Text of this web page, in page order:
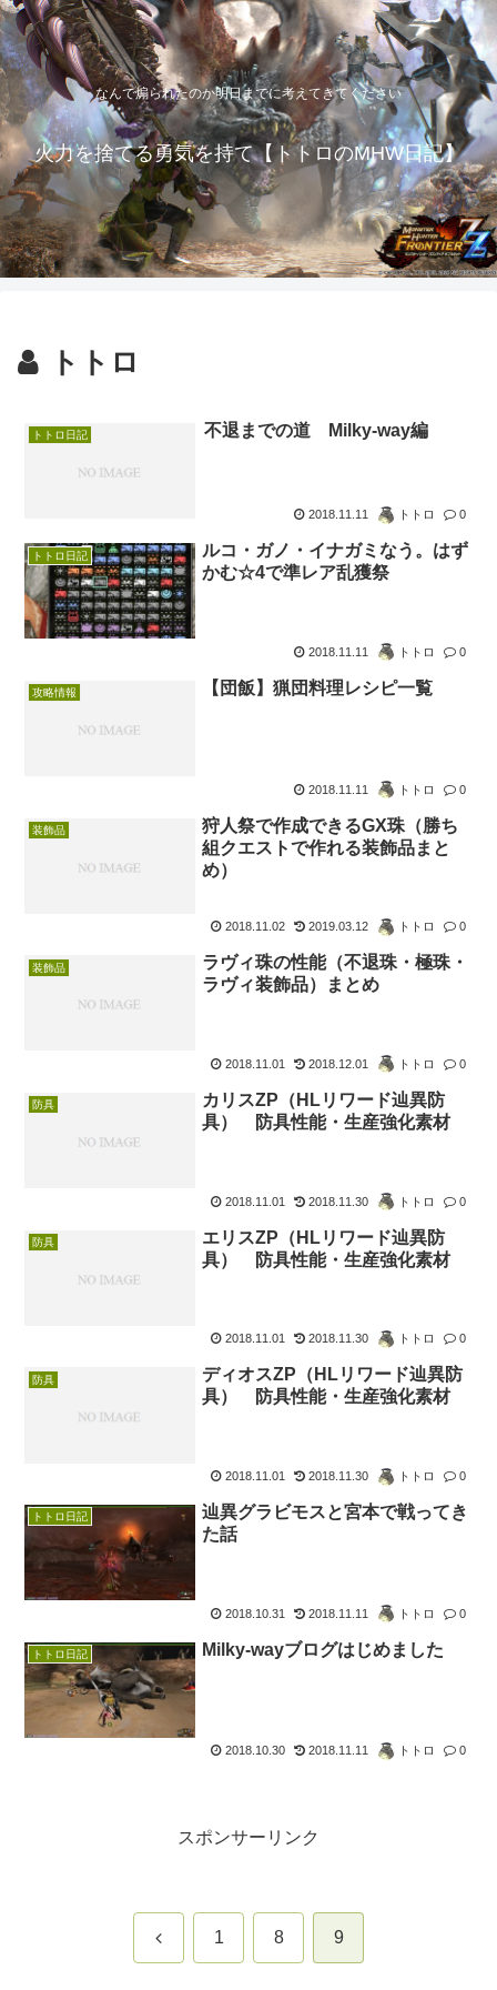
なんで煽られたのか明日までに考えてきてください
火力を捨てる勇気を持て【トトロのMHW日記】
トトロ
トトロ日記 不退までの道 Milky-way編
2018.11.11 トトロ 0
トトロ日記
ルコ・ガノ・イナガミなう。はず
かむ☆4で準レア乱獲祭
2018.11.11 トトロ 0
攻略情報 【団飯】猟団料理レシピ一覧
2018.11.11 トトロ 0
装飾品
狩人祭で作成できるGX珠（勝ち
組クエストで作れる装飾品まと
め）
2018.11.02 2019.03.12 トトロ 0
装飾品
ラヴィ珠の性能（不退珠・極珠・
ラヴィ装飾品）まとめ
2018.11.01 2018.12.01 トトロ 0
防具
カリスZP（HLリワード辿異防
具） 防具性能・生産強化素材
2018.11.01 2018.11.30 トトロ 0
防具
エリスZP（HLリワード辿異防
具） 防具性能・生産強化素材
2018.11.01 2018.11.30 トトロ 0
防具
ディオスZP（HLリワード辿異防
具） 防具性能・生産強化素材
2018.11.01 2018.11.30 トトロ 0
トトロ日記
辿異グラビモスと宮本で戦ってき
た話
2018.10.31 2018.11.11 トトロ 0
トトロ日記 Milky-wayブログはじめました
2018.10.30 2018.11.11 トトロ 0
スポンサーリンク
前 1 8 9